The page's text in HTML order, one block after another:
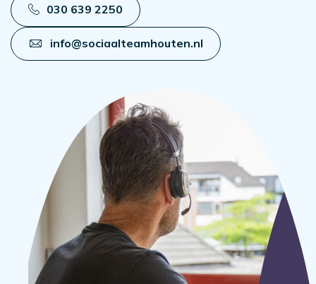
030 639 2250
info@sociaalteamhouten.nl